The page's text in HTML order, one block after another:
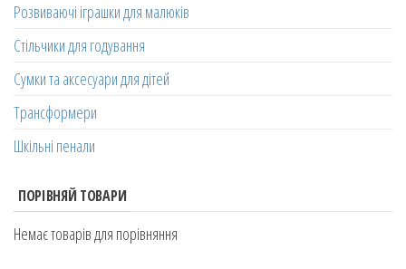
Розвиваючі іграшки для малюків
Стільчики для годування
Сумки та аксесуари для дітей
Трансформери
Шкільні пенали
ПОРІВНЯЙ ТОВАРИ
Немає товарів для порівняння